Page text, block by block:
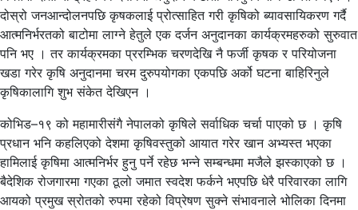
दोस्रो जनआन्दोलनपछि कृषकलाई प्रोत्साहित गरी कृषिको ब्यावसायिकरण गर्दै
आत्मनिर्भरतको बाटोमा लाग्ने हेतुले एक दर्जन अनुदानका कार्यक्रमहरुको सुरुवात
पनि भए । तर कार्यक्रमका प्ररम्भिक चरणदेखि नै फर्जी कृषक र परियोजना
खडा गरेर कृषि अनुदानमा चरम दुरुपयोगका एकपछि अर्को घटना बाहिरिनुले
कृषिकालागि शुभ संकेत देखिएन ।
कोभिड–१९ को महामारीसंगै नेपालको कृषिले सर्वाधिक चर्चा पाएको छ । कृषि
प्रधान भनि कहलिएको देशमा कृषिवस्तुको आयात गरेर खान अभ्यस्त भएका
हामिलाई कृषिमा आत्मनिर्भर हुनु पर्ने रहेछ भन्ने सम्बन्धमा मजैले झस्काएको छ ।
बैदेशिक रोजगारमा गएका ठूलो जमात स्वदेश फर्कने भएपछि धेरै परिवारका लागि
आयको प्रमुख स्रोतको रुपमा रहेको विप्रेषण सुक्ने संभावनाले भोलिका दिनमा